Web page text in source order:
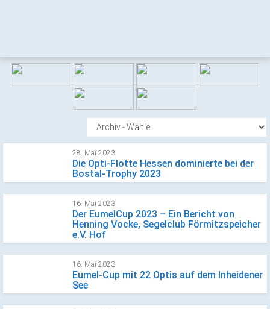
28. Mai 2023
Die Opti-Flotte Hessen dominierte bei der
Bostal-Trophy 2023
16. Mai 2023
Der EumelCup 2023 – Ein Bericht von
Henning Vocke, Segelclub Förmitzspeicher
e.V. Hof
16. Mai 2023
Eumel-Cup mit 22 Optis auf dem Inheidener
See